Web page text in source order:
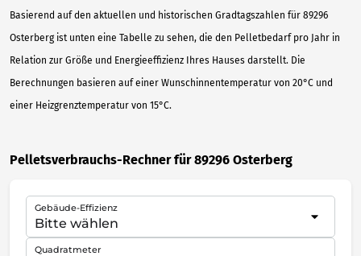
Basierend auf den aktuellen und historischen Gradtagszahlen für 89296
Osterberg ist unten eine Tabelle zu sehen, die den Pelletbedarf pro Jahr in
Relation zur Größe und Energieeffizienz Ihres Hauses darstellt. Die
Berechnungen basieren auf einer Wunschinnentemperatur von 20°C und
einer Heizgrenztemperatur von 15°C.
Pelletsverbrauchs-Rechner für 89296 Osterberg
Gebäude-Effizienz
Quadratmeter